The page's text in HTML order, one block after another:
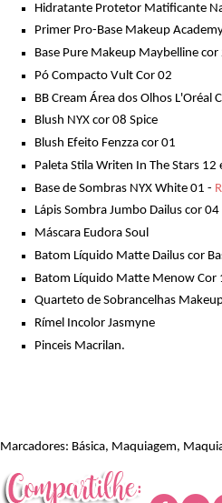
Hidratante Protetor Matificante
Primer Pro-Base Makeup
Base Pure Makeup Maybelline cor
Pó Compacto Vult Cor 02
BB Cream Área dos Olhos L'Oréal
Blush NYX cor 08 Spice
Blush Efeito Fenzza cor 01
Paleta Stila Writen In The Stars 12
Base de Sombras NYX White 01 -
Lápis Sombra Jumbo Dailus cor 04
Máscara Eudora Soul
Batom Líquido Matte Dailus cor
Batom Líquido Matte Menow Cor
Quarteto de Sobrancelhas
Rímel Incolor Jasmyne
Pinceis Macrilan.
Marcadores: Básica, Maquiagem,